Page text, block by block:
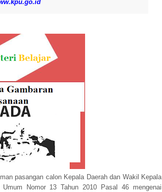
pasangan calon Kepala Daerah dan Wakil Kepala
Nomor 13 Tahun 2010 Pasal 46 mengenai